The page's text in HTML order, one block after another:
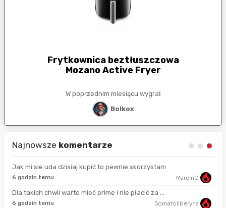
Frytkownica beztłuszczowa
Mozano Active Fryer
W poprzednim miesiącu wygrał
Bolkox
Najnowsze komentarze
Jak mi sie uda dzisiaj kupić to pewnie skorzystam
6 godzin temu MarcinG
Dla takich chwil warto mieć prime i nie płacić za ...
6 godzin temu Somatoliberyna